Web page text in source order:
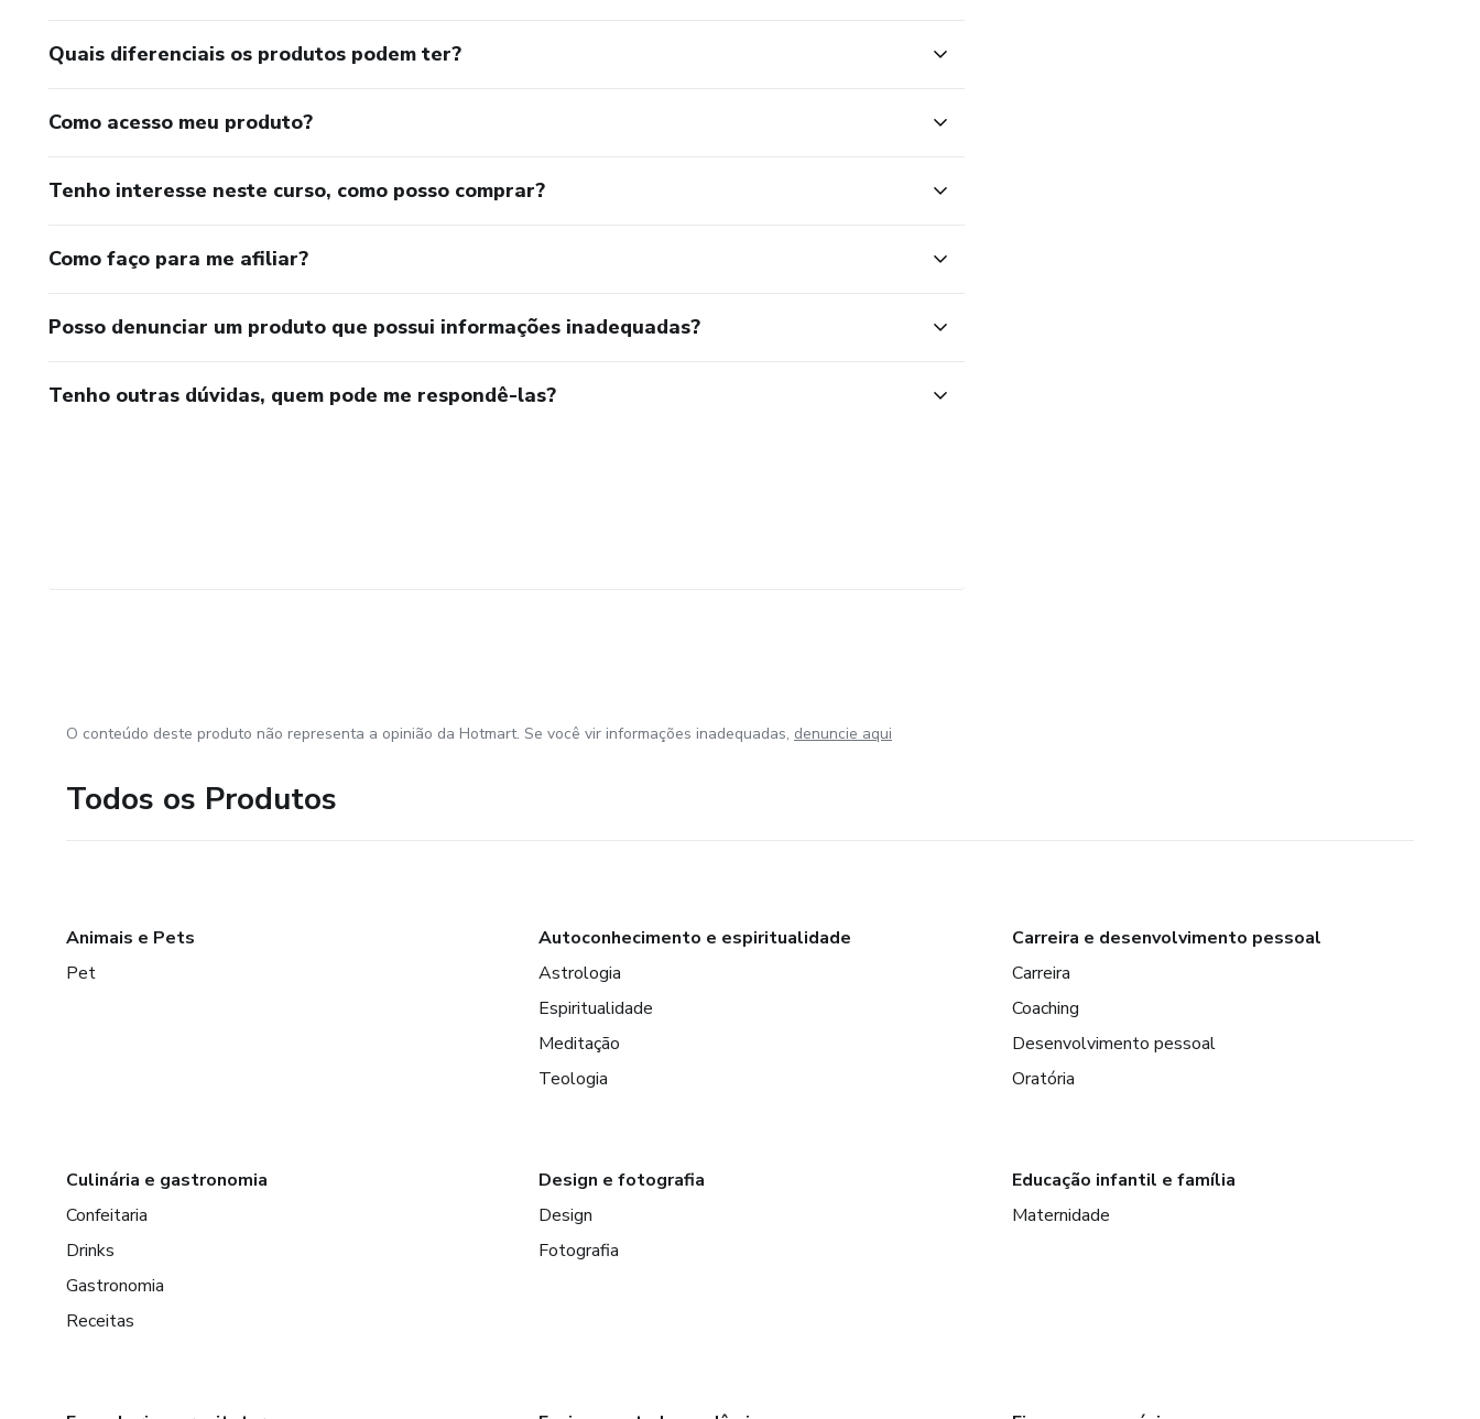
Quais diferenciais os produtos podem ter?
Como acesso meu produto?
Tenho interesse neste curso, como posso comprar?
Como faço para me afiliar?
Posso denunciar um produto que possui informações inadequadas?
Tenho outras dúvidas, quem pode me respondê-las?
O conteúdo deste produto não representa a opinião da Hotmart. Se você vir informações inadequadas, denuncie aqui
Todos os Produtos
Animais e Pets
Pet
Autoconhecimento e espiritualidade
Astrologia
Espiritualidade
Meditação
Teologia
Carreira e desenvolvimento pessoal
Carreira
Coaching
Desenvolvimento pessoal
Oratória
Culinária e gastronomia
Confeitaria
Drinks
Gastronomia
Receitas
Design e fotografia
Design
Fotografia
Educação infantil e família
Maternidade